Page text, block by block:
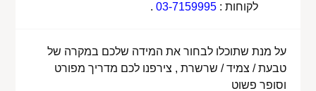
לקוחות :03-7159995
.
על מנת שתוכלו לבחור את המידה שלכם במקרה של
טבעת / צמיד / שרשרת , צירפנו לכם מדריך מפורט
וסופר פשוט